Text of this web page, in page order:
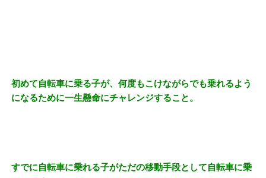
初めて自転車に乗る子が、何度もこけながらでも乗れるよう
になるために一生懸命にチャレンジすること。
すでに自転車に乗れる子がただの移動手段として自転車に乗